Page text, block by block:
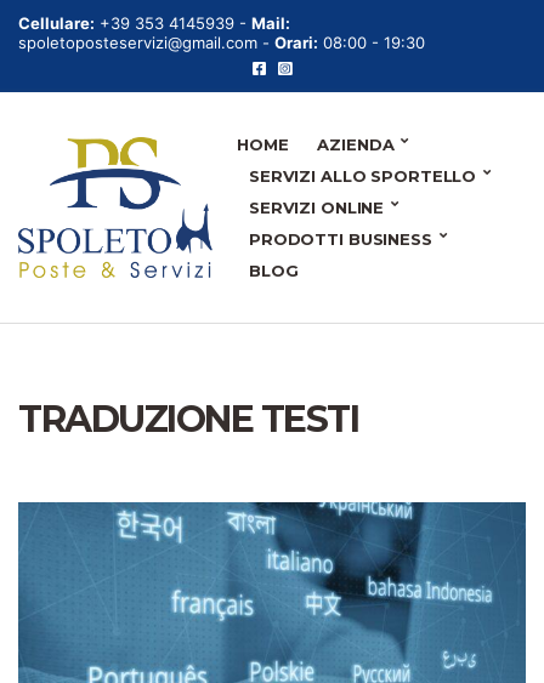
Cellulare: +39 353 4145939 - Mail:
spoletoposteservizi@gmail.com - Orari: 08:00 - 19:30
HOME
AZIENDA
SERVIZI ALLO SPORTELLO
SERVIZI ONLINE
PRODOTTI BUSINESS
BLOG
TRADUZIONE TESTI